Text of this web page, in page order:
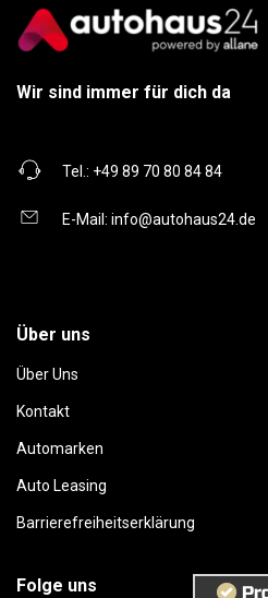
Wir sind immer für dich da
Tel.: +49 89 70 80 84 84
E-Mail: info@autohaus24.de
Über uns
Über Uns
Kontakt
Automarken
Auto Leasing
Barrierefreiheitserklärung
Folge uns